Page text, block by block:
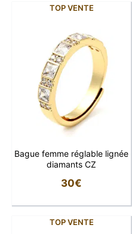
TOP VENTE
Bague femme réglable lignée
diamants CZ
30€
TOP VENTE